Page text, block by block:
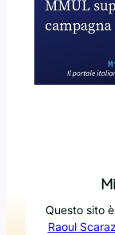
Questo sito
Raoul